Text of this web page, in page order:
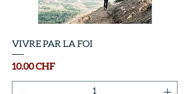
VIVRE PAR LA FOI
Prix
10.00 CHF